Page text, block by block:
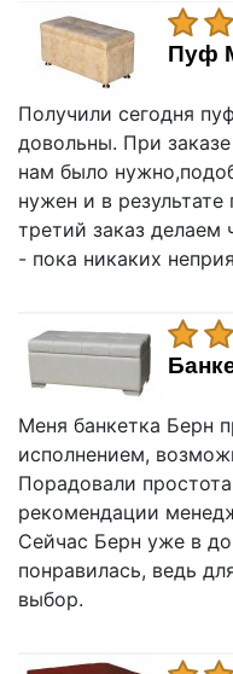
Пуф
Получили сегодня
довольны. При
нам было
нужен и в
третий заказ делаем
- пока никаких
Меня банкетка Берн
исполнением,
Порадовали
рекомендации
Сейчас Берн уже в
понравилась, ведь
выбор.